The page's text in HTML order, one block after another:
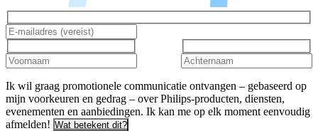
Ik wil graag promotionele communicatie ontvangen – gebaseerd op
mijn voorkeuren en gedrag – over Philips-producten, diensten,
evenementen en aanbiedingen. Ik kan me op elk moment eenvoudig
afmelden! Wat betekent dit?